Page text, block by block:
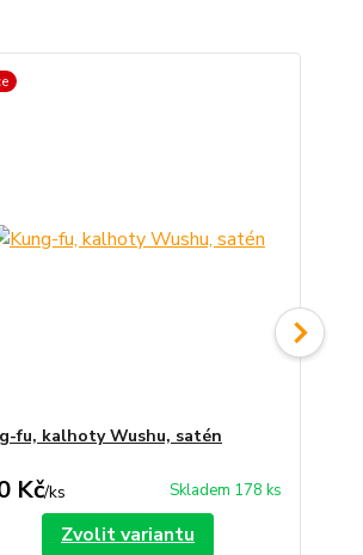
fu, kalhoty Wushu, satén
Kč/ks Skladem 178 ks
Zvolit variantu